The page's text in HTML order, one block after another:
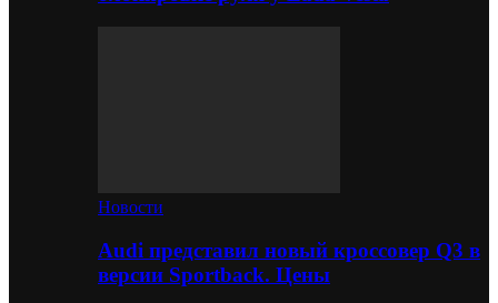
Новости
Audi представил новый кроссовер Q3 в
версии Sportback. Цены